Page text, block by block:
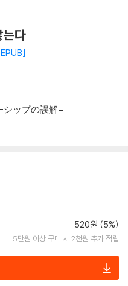
다
EPUB
ップの誤解=
520원 (5%)
5만원 이상 구매 시 2천원 추가 적립